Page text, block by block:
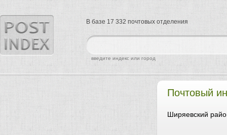
Почтовый
Ширяевский
найти
введите индекс или город
В базе 17 332 почтовых отделения